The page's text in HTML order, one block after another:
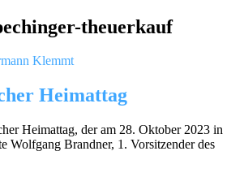
theuerkauf
Klemmt
Heimattag
Heimattag, der am 28. Oktober 2023 in
Wolfgang Brandner, 1. Vorsitzender des